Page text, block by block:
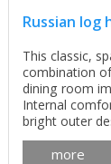
Russian log
This classic,
combination
dining room
Internal
bright outer
more